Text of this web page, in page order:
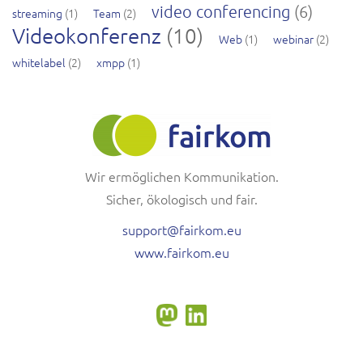
streaming (1) Team (2) video conferencing (6)
Videokonferenz (10) Web (1) webinar (2)
whitelabel (2) xmpp (1)
Wir ermöglichen Kommunikation.
Sicher, ökologisch und fair.
support@fairkom.eu
www.fairkom.eu